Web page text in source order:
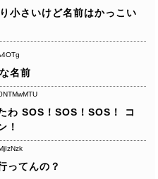
小さいけど名前はかっこい
名前
わ SOS！SOS！SOS！
コ
！
ってんの？